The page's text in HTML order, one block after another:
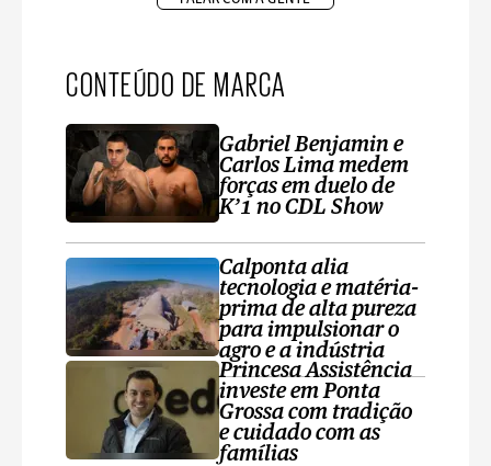
CONTEÚDO DE MARCA
Gabriel Benjamin e
Carlos Lima medem
forças em duelo de
K’1 no CDL Show
Calponta alia
tecnologia e matéria-
prima de alta pureza
para impulsionar o
agro e a indústria
Princesa Assistência
investe em Ponta
Grossa com tradição
e cuidado com as
famílias